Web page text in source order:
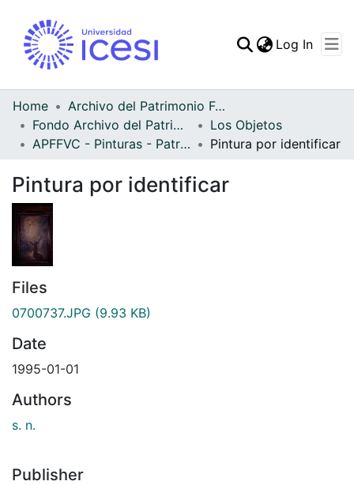
Statistics
Log In
Home
Archivo del Patrimonio Fotográfico y Fílmico del Valle del Cauca
Fondo Archivo del Patrimonio Fotográfico y Fílmico del Valle del Cauca
Los Objetos
APFFVC - Pinturas - Patrimonial
Pintura por identificar
Pintura por identificar
Files
0700737.JPG (9.93 KB)
Date
1995-01-01
Authors
s. n.
Publisher